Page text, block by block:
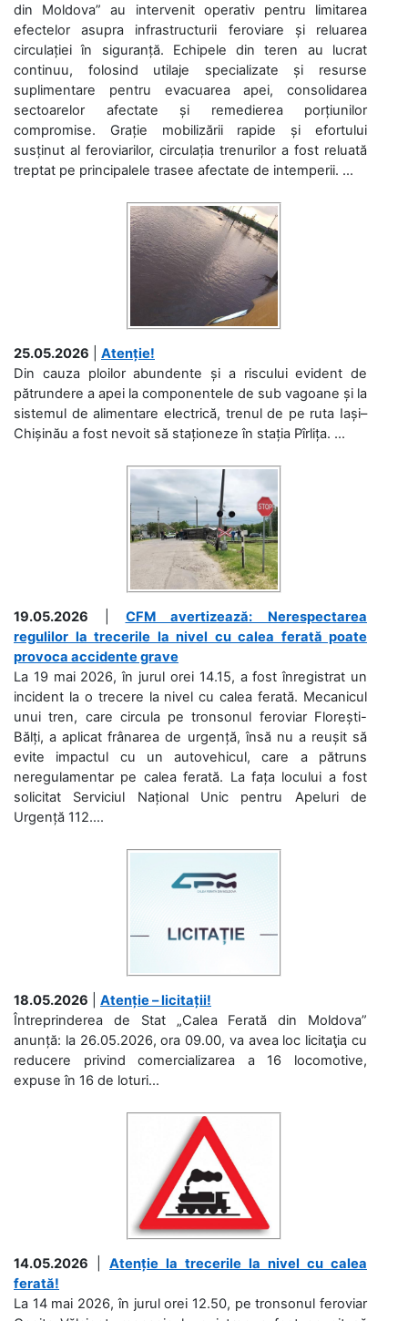
din Moldova” au intervenit operativ pentru limitarea
efectelor asupra infrastructurii feroviare și reluarea
circulației în siguranță. Echipele din teren au lucrat
continuu, folosind utilaje specializate și resurse
suplimentare pentru evacuarea apei, consolidarea
sectoarelor afectate și remedierea porțiunilor
compromise. Grație mobilizării rapide și efortului
susținut al feroviarilor, circulația trenurilor a fost reluată
treptat pe principalele trasee afectate de intemperii. ...
25.05.2026
Atenție!
Din cauza ploilor abundente și a riscului evident de
pătrundere a apei la componentele de sub vagoane și la
sistemul de alimentare electrică, trenul de pe ruta Iași–
Chișinău a fost nevoit să staționeze în stația Pîrlița. ...
19.05.2026
CFM avertizează: Nerespectarea
regulilor la trecerile la nivel cu calea ferată poate
provoca accidente grave
La 19 mai 2026, în jurul orei 14.15, a fost înregistrat un
incident la o trecere la nivel cu calea ferată. Mecanicul
unui tren, care circula pe tronsonul feroviar Florești-
Bălți, a aplicat frânarea de urgență, însă nu a reușit să
evite impactul cu un autovehicul, care a pătruns
neregulamentar pe calea ferată. La fața locului a fost
solicitat Serviciul Național Unic pentru Apeluri de
Urgență 112....
18.05.2026
Atenție – licitații!
Întreprinderea de Stat „Calea Ferată din Moldova”
anunță: la 26.05.2026, ora 09.00, va avea loc licitaţia cu
reducere privind comercializarea a 16 locomotive,
expuse în 16 de loturi...
14.05.2026
Atenție la trecerile la nivel cu calea
ferată!
La 14 mai 2026, în jurul orei 12.50, pe tronsonul feroviar